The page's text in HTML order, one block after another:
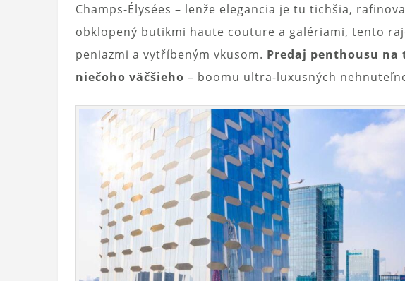
Champs-Élysées – lenže elegancia je tu tichšia,
obklopený butikmi haute couture a galériami, tento
peniazmi a vytříbeným vkusom. Predaj penthousu na
niečoho väčšieho – boomu ultra-luxusných